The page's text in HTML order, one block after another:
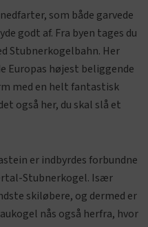
som både garvede
godt af. Fra byen tages du
Stubnerkogelbahn. Her
Europas højest beliggende
med en helt fantastisk
også her, du skal slå et
er indbyrdes forbundne
Stubnerkogel. Især
skiløbere, og dermed er
nås også herfra, hvor